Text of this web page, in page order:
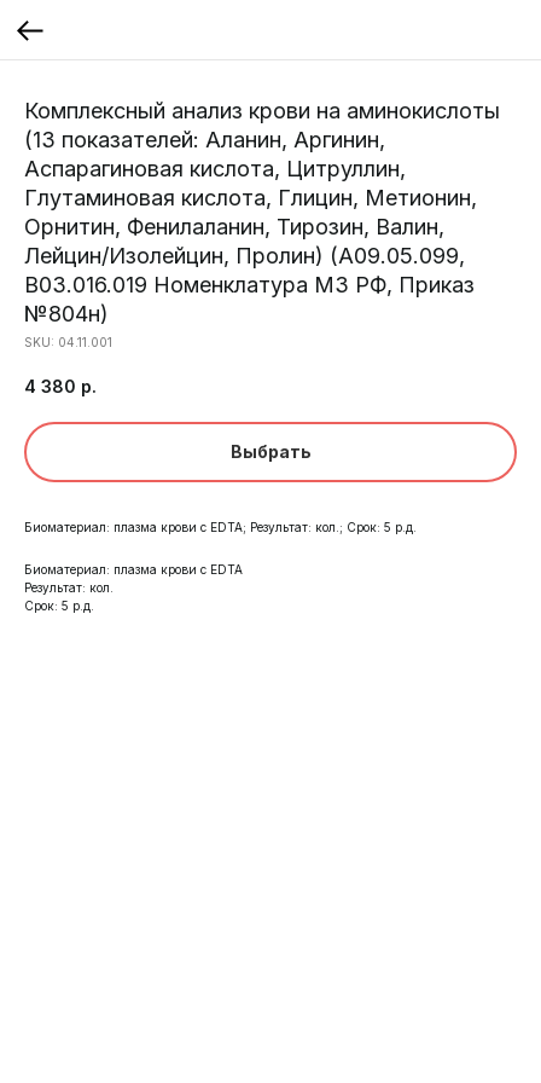
Комплексный анализ крови на аминокислоты
(13 показателей: Аланин, Аргинин,
Аспарагиновая кислота, Цитруллин,
Глутаминовая кислота, Глицин, Метионин,
Орнитин, Фенилаланин, Тирозин, Валин,
Лейцин/Изолейцин, Пролин) (A09.05.099,
B03.016.019 Номенклатура МЗ РФ, Приказ
№804н)
SKU: 04.11.001
4 380 р.
Выбрать
Биоматериал: плазма крови с EDTA; Результат: кол.; Срок: 5 р.д.
Биоматериал: плазма крови с EDTA
Результат: кол.
Срок: 5 р.д.